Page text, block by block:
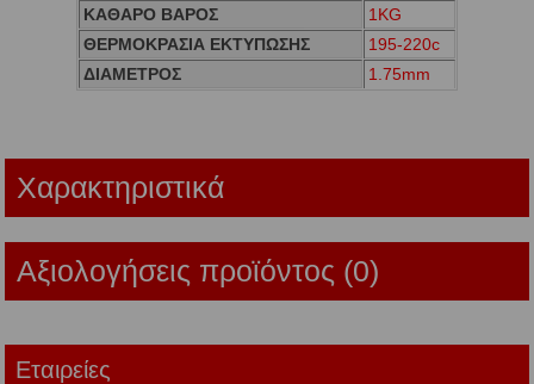
ΚΑΘΑΡΟ ΒΑΡΟΣ
1KG
ΘΕΡΜΟΚΡΑΣΙΑ ΕΚΤΥΠΩΣΗΣ
195-220c
ΔΙΑΜΕΤΡΟΣ
1.75mm
Χαρακτηριστικά
Αξιολογήσεις προϊόντος (0)
Εταιρείες